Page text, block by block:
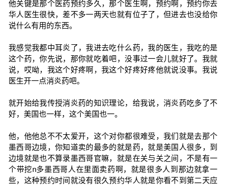
他关键是那个医药预约多久，那个医生啊，预约啊，预约你去
华人医生很快，差不多一两天也就有位子了，但进去也没给你
说什么有用的东西。
我感觉我都中耳炎了，我进去吃什么药，我的医生，我吃的是
这个药，你先说，那你就吃着吧，没事过一会儿就好了。我就
说，哎呦，我这个好疼啊，我这个好疼好疼他就说没事。我说
医生开一点消炎药吧。
就开始给我传授消炎药的知识理论，给我说，消炎药吃多了不
好，美国也一样，这个美国也一。
他，他他总不不太爱开，这个对你都很难受，我们就是去那个
墨西哥边境，你知道卖的最多的就是药，就是美国人很多，到
边境就是也不算录墨西哥官嘛，就是在关与关之间，不是有一
个带挖n多墨西哥人在里面卖药啊，就是很多人到那边就拿一
些，这种预约时间就没有很久预约华人就是你看不到第二天应